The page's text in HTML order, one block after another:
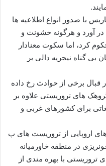
با صدور انواع اطلاعیه ها
در آورد و هرگونه خشونت و
کرد، اما سکوت معنادار
بی گناه نیجریه دالی بر
برخی از حوادث رخ داده
های تروریستی علاوه بر
برای کشورهای غربی و
اروپایی از تروریست های پ
در منطقه خاورمیانه
تروریستی با بهره مندی از